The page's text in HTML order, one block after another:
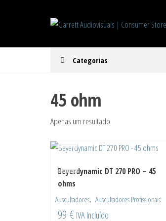
conteúdo
Categorias
45 ohm
Apenas um resultado
Beyerdynamic DT 270 PRO – 45
ohms
Auscultadores, Auscultadores Profissionais
99 € IVA Incluído